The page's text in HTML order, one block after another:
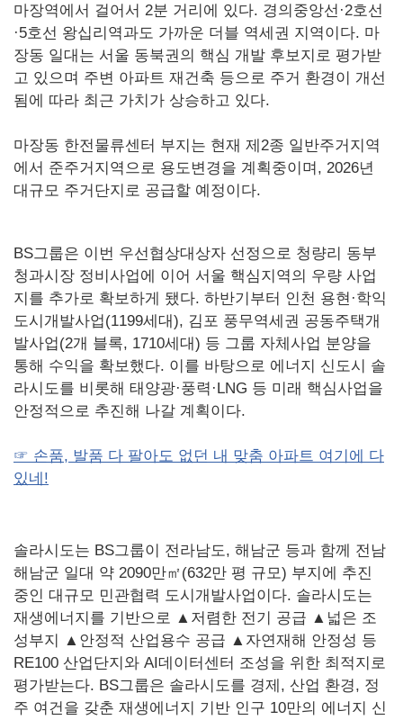
마장역에서 걸어서 2분 거리에 있다. 경의중앙선·2호선
·5호선 왕십리역과도 가까운 더블 역세권 지역이다. 마
장동 일대는 서울 동북권의 핵심 개발 후보지로 평가받
고 있으며 주변 아파트 재건축 등으로 주거 환경이 개선
됨에 따라 최근 가치가 상승하고 있다.
마장동 한전물류센터 부지는 현재 제2종 일반주거지역
에서 준주거지역으로 용도변경을 계획중이며, 2026년
대규모 주거단지로 공급할 예정이다.
BS그룹은 이번 우선협상대상자 선정으로 청량리 동부
청과시장 정비사업에 이어 서울 핵심지역의 우량 사업
지를 추가로 확보하게 됐다. 하반기부터 인천 용현·학익
도시개발사업(1199세대), 김포 풍무역세권 공동주택개
발사업(2개 블록, 1710세대) 등 그룹 자체사업 분양을
통해 수익을 확보했다. 이를 바탕으로 에너지 신도시 솔
라시도를 비롯해 태양광·풍력·LNG 등 미래 핵심사업을
안정적으로 추진해 나갈 계획이다.
☞ 손품, 발품 다 팔아도 없던 내 맞춤 아파트 여기에 다
있네!
솔라시도는 BS그룹이 전라남도, 해남군 등과 함께 전남
해남군 일대 약 2090만㎡(632만 평 규모) 부지에 추진
중인 대규모 민관협력 도시개발사업이다. 솔라시도는
재생에너지를 기반으로 ▲저렴한 전기 공급 ▲넓은 조
성부지 ▲안정적 산업용수 공급 ▲자연재해 안정성 등
RE100 산업단지와 AI데이터센터 조성을 위한 최적지로
평가받는다. BS그룹은 솔라시도를 경제, 산업 환경, 정
주 여건을 갖춘 재생에너지 기반 인구 10만의 에너지 신